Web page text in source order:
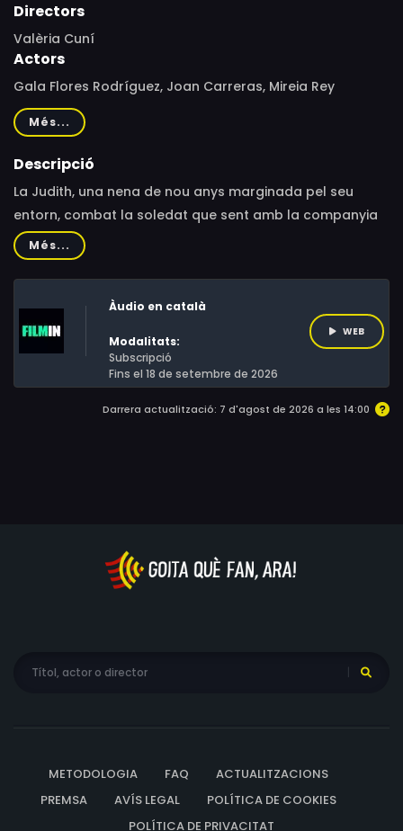
Directors
Valèria Cuní
Actors
Gala Flores Rodríguez, Joan Carreras, Mireia Rey
Moreno, Valentina Galanti, Pau Sánchez, Elena Tarrats,
Laura Farrés, Violeta Porta, Gala Flores, Mireia Rey, Laura
Farres
Més...
Descripció
La Judith, una nena de nou anys marginada pel seu
entorn, combat la soledat que sent amb la companyia
d’animalons morts que recull i amaga en pots sota el llit
Més...
Àudio en català
Modalitats:
Subscripció
Fins el 18 de setembre de 2026
WEB
Darrera actualització: 7 d'agost de 2026 a les 14:00
METODOLOGIA FAQ
ACTUALITZACIONS
PREMSA
AVÍS LEGAL
POLÍTICA DE COOKIES
POLÍTICA DE PRIVACITAT